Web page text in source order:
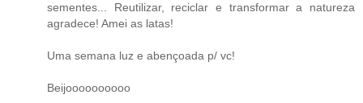
sementes... Reutilizar, reciclar e transformar a natureza
agradece! Amei as latas!
Uma semana luz e abençoada p/ vc!
Beijoooooooooo